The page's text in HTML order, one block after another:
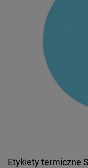
Etykiety termiczne